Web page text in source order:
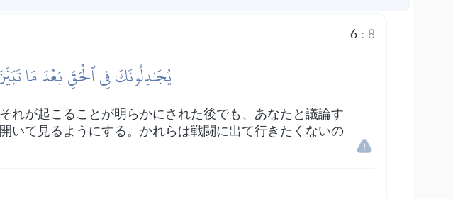
6: 8
يُجَٰدِلُونَكَ فِي ٱلۡحَقِّ بَعۡدَ مَا
れが起こることが明らかにされた後でも、あなたと議論す
いて見るようにする。かれらは戦闘に出て行きたくないの